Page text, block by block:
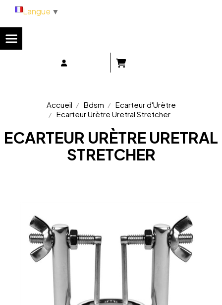
Accueil Bdsm
Ecarteur d'Urètre
Ecarteur Urètre Uretral Stretcher
ECARTEUR URÈTRE URETRAL
STRETCHER
Langue ▼